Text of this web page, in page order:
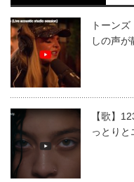
トーン
しの声が
【歌】
っとりと